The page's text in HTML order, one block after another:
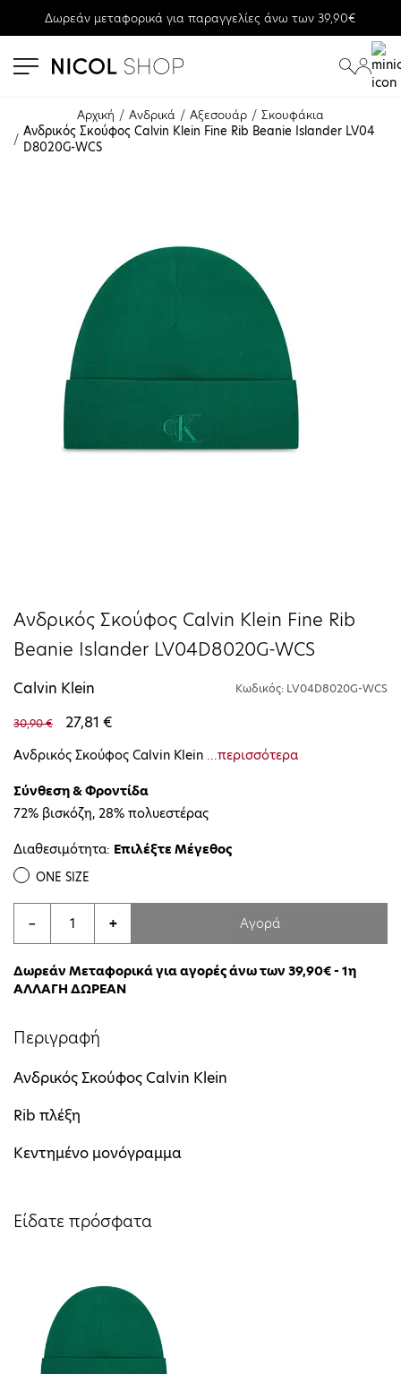
Δωρεάν μεταφορικά για παραγγελίες άνω των 39,90€
Αρχική Ανδρικά Αξεσουάρ
Σκουφάκια
Ανδρικός Σκούφος Calvin Klein Fine Rib Beanie Islander LV04
D8020G-WCS
Ανδρικός Σκούφος Calvin Klein Fine Rib
Beanie Islander LV04D8020G-WCS
Calvin Klein Κωδικός: LV04D8020G-WCS
30,90 € 27,81 €
Ανδρικός Σκούφος Calvin Klein ...περισσότερα
Σύνθεση & Φροντίδα
72% βισκόζη, 28% πολυεστέρας
Διαθεσιμότητα: Επιλέξτε Μέγεθος
ONE SIZE
− + Αγορά
Δωρεάν Μεταφορικά για αγορές άνω των 39,90€ - 1η
ΑΛΛΑΓΗ ΔΩΡΕΑΝ
Περιγραφή
Ανδρικός Σκούφος Calvin Klein
Rib πλέξη
Κεντημένο μονόγραμμα
Είδατε πρόσφατα